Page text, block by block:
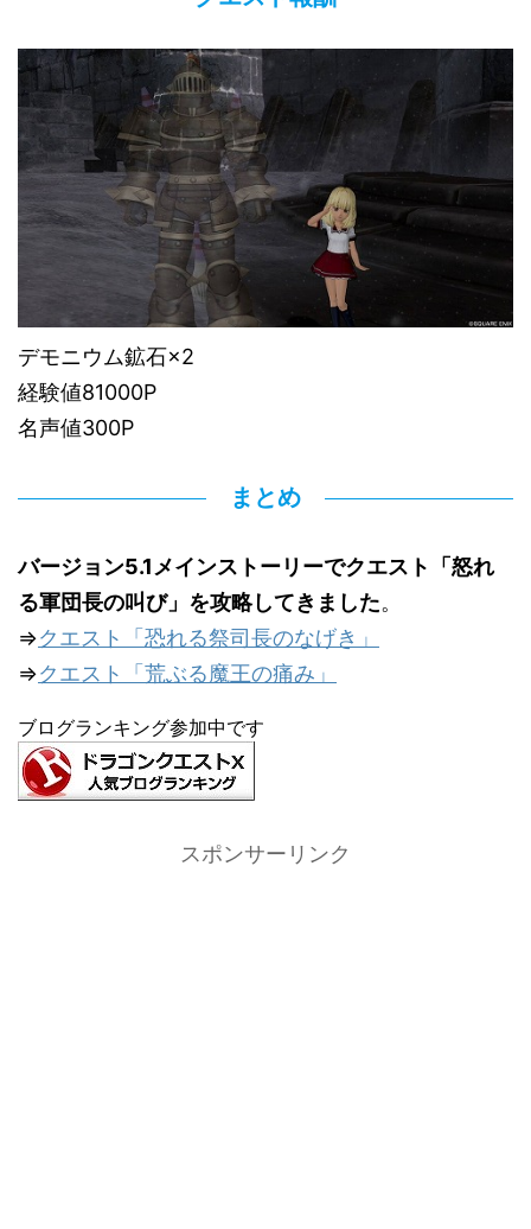
デモニウム鉱石×2
経験値81000P
名声値300P
まとめ
バージョン5.1メインストーリーでクエスト「怒れ
る軍団長の叫び」を攻略してきました。
⇒クエスト「恐れる祭司長のなげき」
⇒クエスト「荒ぶる魔王の痛み」
ブログランキング参加中です
スポンサーリンク